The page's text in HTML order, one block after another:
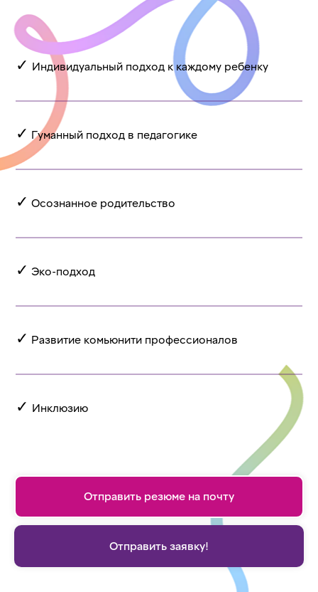
✓ Индивидуальный подход к каждому ребенку
✓ Гуманный подход в педагогике
✓ Осознанное родительство
✓ Эко-подход
✓ Развитие комьюнити профессионалов
✓ Инклюзию
Отправить резюме на почту
Отправить заявку!